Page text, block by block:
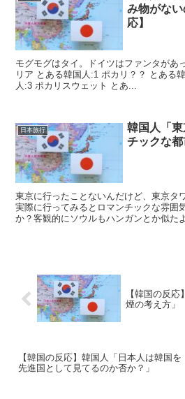
み物がな
応】
モグモグはタイ。ドイツはファンタがあ
リア とある韓国人:1 ポカリ？？ とある韓国人:2 ポカリ とある韓国
人:3 ポカリスウェット とあ...
日本旅行
韓国人「
チックな都
東京に行ったことないんだけど、東京タ
実際に行ってみるとロマンチックな雰囲
か？客観的にソウルもハンガンとか似た
【韓国の反
煙の考え方」
【韓国の反応】韓国人「日本人は韓国を
先進国として見てるのか否か？」